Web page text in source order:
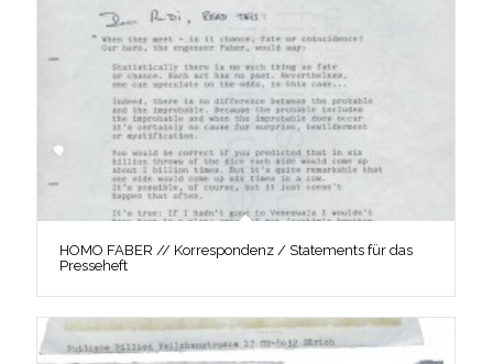
HOMO FABER // Korrespondenz / Statements für das
Presseheft